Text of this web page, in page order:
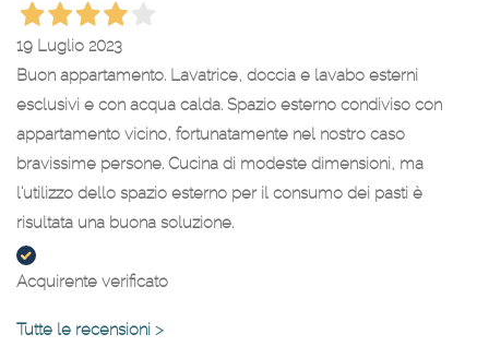
19 Luglio 2023
Buon appartamento. Lavatrice, doccia e lavabo esterni
esclusivi e con acqua calda. Spazio esterno condiviso con
appartamento vicino, fortunatamente nel nostro caso
bravissime persone. Cucina di modeste dimensioni, ma
l'utilizzo dello spazio esterno per il consumo dei pasti è
risultata una buona soluzione.
Acquirente verificato
Tutte le recensioni >